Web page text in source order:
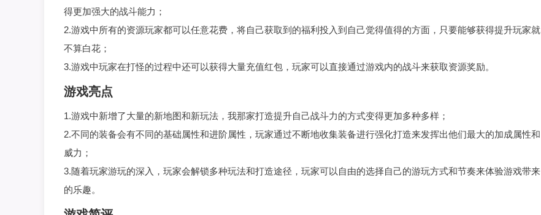
得更加强大的战斗能力；
2.游戏中所有的资源玩家都可以任意花费，将自己获取到的福利投入到自己觉得值得的方面，只要能够获得提升玩家就
不算白花；
3.游戏中玩家在打怪的过程中还可以获得大量充值红包，玩家可以直接通过游戏内的战斗来获取资源奖励。
游戏亮点
1.游戏中新增了大量的新地图和新玩法，我那家打造提升自己战斗力的方式变得更加多种多样；
2.不同的装备会有不同的基础属性和进阶属性，玩家通过不断地收集装备进行强化打造来发挥出他们最大的加成属性和
威力；
3.随着玩家游玩的深入，玩家会解锁多种玩法和打造途径，玩家可以自由的选择自己的游玩方式和节奏来体验游戏带来
的乐趣。